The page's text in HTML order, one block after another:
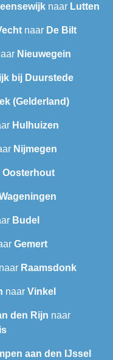
naar Lutten
naar De Bilt
Nieuwegein
bij Duurstede
(Gelderland)
Hulhuizen
Nijmegen
Oosterhout
Budel
Gemert
naar Raamsdonk
naar Vinkel
den Rijn naar
aan den IJssel